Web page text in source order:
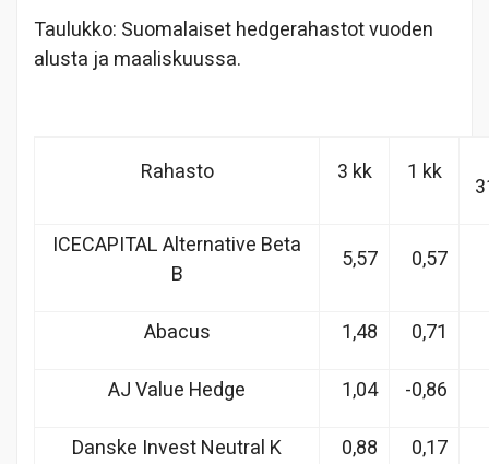
Taulukko: Suomalaiset hedgerahastot vuoden
alusta ja maaliskuussa.
Rahasto 3 kk 1 kk
ICECAPITAL Alternative Beta
B
5,57 0,57
Abacus 1,48
0,71
AJ Value Hedge
1,04
-0,86
Danske Invest Neutral K
0,88
0,17